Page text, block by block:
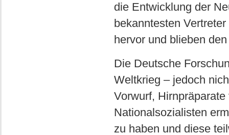
die Entwicklung der
bekanntesten
hervor und blieben
Die Deutsche
Weltkrieg – jedoch
Vorwurf,
Nationalsozialisten
zu haben und diese